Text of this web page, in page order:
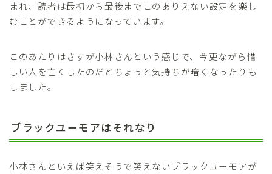
まれ、読者は最初から最後までこのありえない設定を楽し
むことができるようになっています。
このあたりはさすが小林さんという感じで、今更ながら惜
しい人を亡くしたのだとちょっと気持ちが暗くなったりも
しました。
ブラックユーモアはそれなり
小林さんといえば笑えそうで笑えないブラックユーモアが